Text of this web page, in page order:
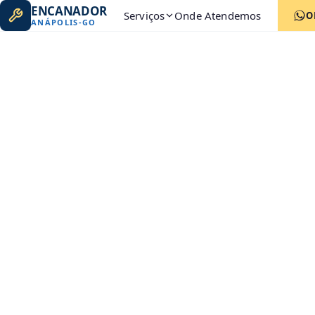
ENCANADOR
ANÁPOLIS-GO Serviços Onde Atendemos